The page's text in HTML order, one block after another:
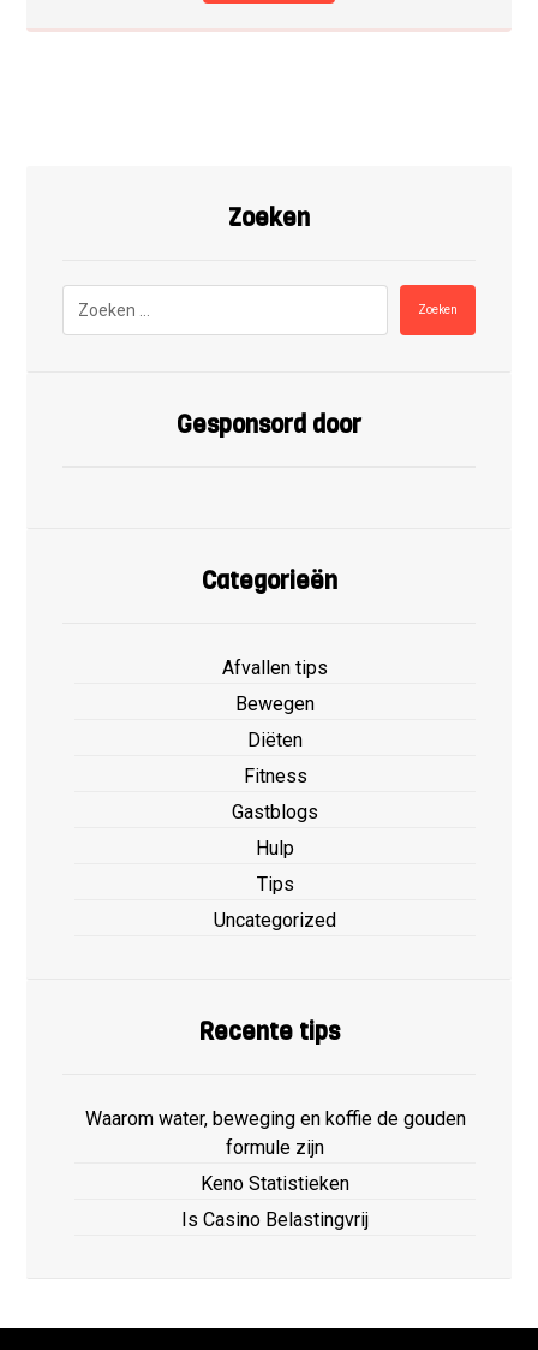
Zoeken
Zoeken
Gesponsord door
Categorieën
Afvallen tips
Bewegen
Diëten
Fitness
Gastblogs
Hulp
Tips
Uncategorized
Recente tips
Waarom water, beweging en koffie de gouden
formule zijn
Keno Statistieken
Is Casino Belastingvrij